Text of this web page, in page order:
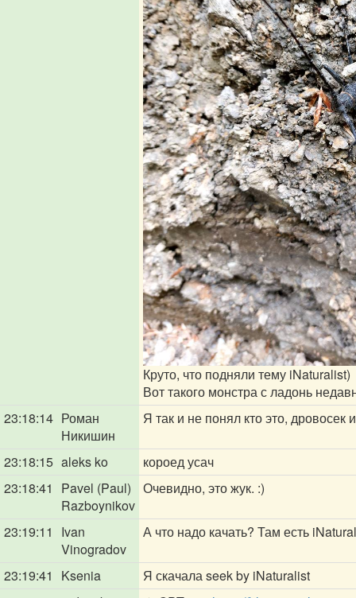
Круто, что подняли тему iNaturalist)
Вот такого монстра с ладонь
23:18:14 Роман
Никишин
Я так и не понял кто это, дровосек
23:18:15 aleks ko
короед усач
23:18:41
Pavel (Paul)
Razboynikov
Очевидно, это жук. :)
23:19:11
Ivan
Vinogradov
А что надо качать? Там есть
23:19:41 Ksenia
Я скачала seek by iNaturalist